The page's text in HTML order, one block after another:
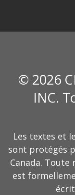
© 2026
INC.
Les textes et
sont protégés
Canada.
est